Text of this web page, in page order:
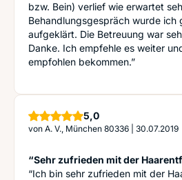
bzw. Bein) verlief wie erwartet
Behandlungsgespräch wurde ich
aufgeklärt. Die Betreuung war
Danke. Ich empfehle es weiter
empfohlen bekommen.”
5,0Sterne
von A. V., München 80336 30.07.2019
“Sehr zufrieden mit der
“Ich bin sehr zufrieden mit der